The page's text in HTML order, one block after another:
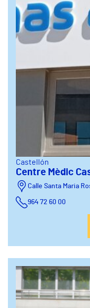
Castellón
Centre Mèdic
Calle Santa Maria
964 72 60 00